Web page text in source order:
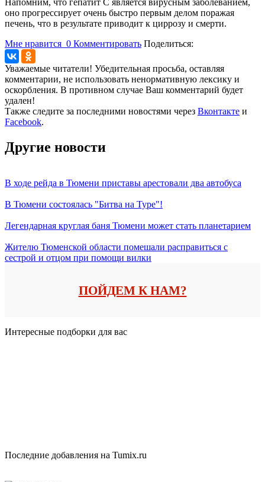
оно прогрессирует очень быстро первым делом поражая
печень, что в результате приводит к циррозу и смерти.
Мне нравится 0 Комментировать Поделиться:
Уважаемые читатели! Убедительная просьба, оставляя
комментарии, не использовать ненормативную лексику и
оскорбления. В противном случае Ваш комментарий будет
удален!
Также следите за последними новостями через Вконтакте и
Facebook.
Другие новости
В ходе рейда в Тюмени приставы арестовали два автобуса
В Тюмени состоялась "Битва на Туре"!
Легендарная круглая баня Тюмени может стать планетарием
Жителю Тюменской области помешали расправиться с
сестрой и отцом при помощи вилки
ПОЙДЕМ К НАМ?
Интересные подборки для вас
Последние добавления на Tumix.ru